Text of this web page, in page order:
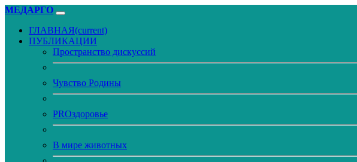
МЕДАРГО
ГЛАВНАЯ(current)
ПУБЛИКАЦИИ
Пространство дискуссий
Чувство Родины
PROздоровье
В мире животных